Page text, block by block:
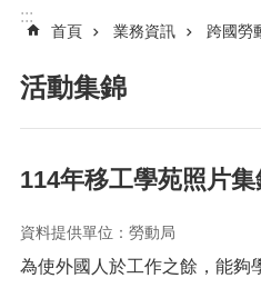
識
動
局
通
錄
業
:::
首頁 業務資訊 跨國勞
活動集錦
114年移工學苑照片集
資料提供單位：勞動局
為使外國人於工作之餘，能夠